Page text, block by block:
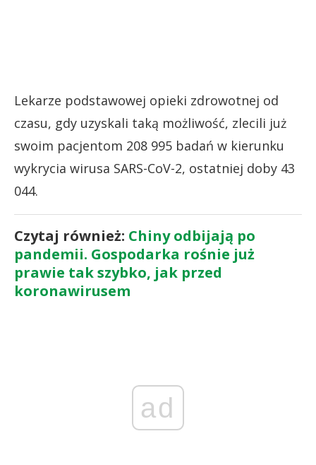
Lekarze podstawowej opieki zdrowotnej od
czasu, gdy uzyskali taką możliwość, zlecili już
swoim pacjentom 208 995 badań w kierunku
wykrycia wirusa SARS-CoV-2, ostatniej doby 43
044.
Czytaj również: Chiny odbijają po
pandemii. Gospodarka rośnie już
prawie tak szybko, jak przed
koronawirusem
ad